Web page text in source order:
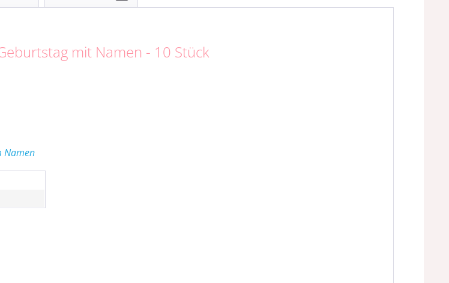
mit Namen - 10 Stück
Namen